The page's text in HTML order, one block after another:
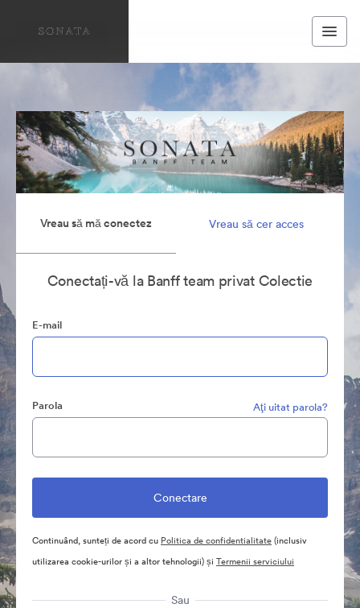
Vreau să mă conectez Vreau să cer acces
Conectați-vă la Banff team privat Colectie
E-mail
Parola Aţi uitat parola?
Continuând, sunteți de acord cu Politica de confidentialitate(inclusiv
utilizarea cookie-urilor și a altor tehnologii) și Termenii serviciului
Sau